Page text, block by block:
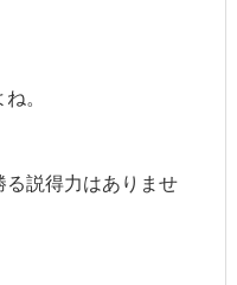
。
説得力はありませ